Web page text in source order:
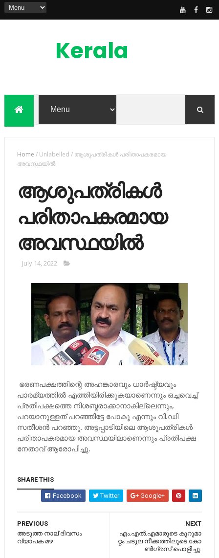
Kerala
Feed
Home /Unlabelled / ആശുപത്രികള്‍ പരിതാപകരമായ
അവസ്ഥയിൽ
ആശുപത്രികള്‍
പരിതാപകരമായ
അവസ്ഥയിൽ
July 14, 2022
ഭരണപക്ഷത്തിന്റെ അഹങ്കാരവും ധാര്‍ഷ്ട്യവും
പാരമ്യത്തില്‍ എത്തിയിരിക്കുകയാണെന്നും ഒച്ചവെച്ച്‌
പ്രതിപക്ഷത്തെ നിശബ്ദരാക്കാനാകില്ലെന്നും,
പറയാനുള്ളത് പറഞ്ഞിട്ടേ പോകൂ എന്നും വി.ഡി
സതീശന്‍ പറഞ്ഞു. അട്ടപ്പാടിയിലെ ആശുപത്രികള്‍
പരിതാപകരമായ അവസ്ഥയിലാണെന്നും പ്രതിപക്ഷ
നേതാവ് ആരോപിച്ചു.
SHARE THIS
Facebook Twitter Google+
NEXT
എം.​എ​ല്‍.​എ​മാ​രു​ടെ കൂ​റു​മാ​
റ്റം ച​ടു​ല നീ​ക്ക​ത്തി​ലൂ​ടെ കോ​
ണ്‍​ഗ്ര​സ് പൊ​ളി​ച്ചു.
PREVIOUS
അടുത്ത നാല് ദിവസം
വ്യാപക മഴ